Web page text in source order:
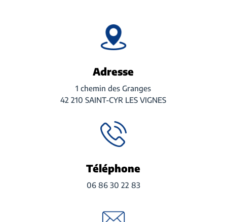
Adresse
1 chemin des Granges
42 210 SAINT-CYR LES VIGNES
Téléphone
06 86 30 22 83